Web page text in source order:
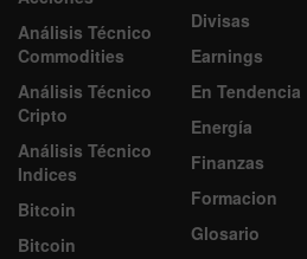
Análisis Técnico
Commodities
Análisis Técnico
Cripto
Análisis Técnico
Indices
Bitcoin
Bitcoin
Divisas
Earnings
En Tendencia
Energía
Finanzas
Formacion
Glosario